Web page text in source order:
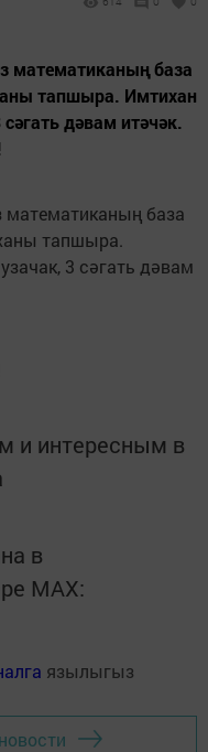
математиканың база
тапшыра. Имтихан
дәвам итәчәк.
математиканың база
тапшыра.
3 сәгать дәвам
и интересным в
в
MАХ:
язылыгыз